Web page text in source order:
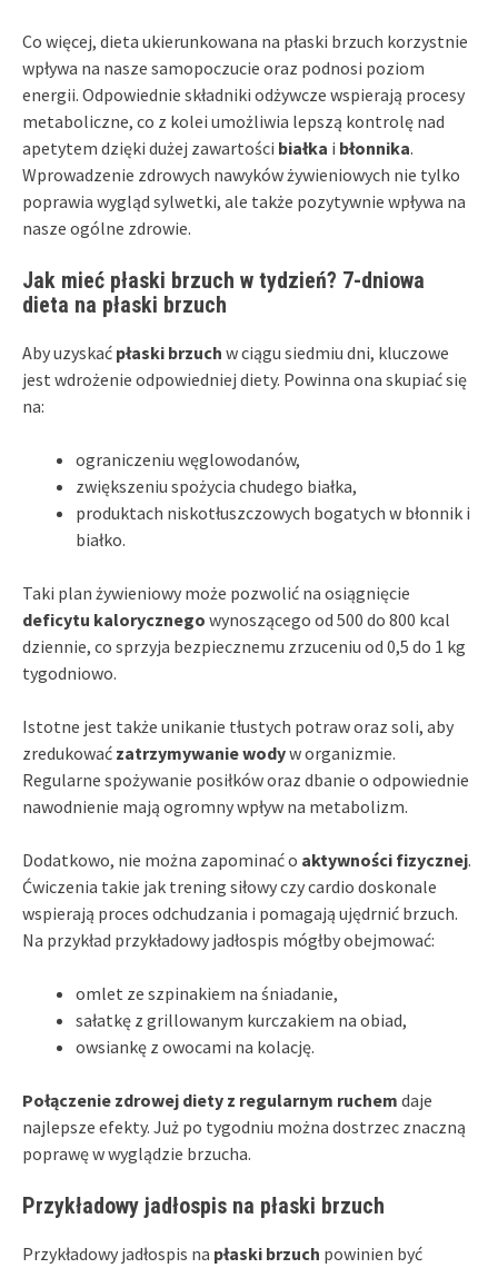
Co więcej, dieta ukierunkowana na płaski brzuch korzystnie
wpływa na nasze samopoczucie oraz podnosi poziom
energii. Odpowiednie składniki odżywcze wspierają procesy
metaboliczne, co z kolei umożliwia lepszą kontrolę nad
apetytem dzięki dużej zawartości białka i błonnika.
Wprowadzenie zdrowych nawyków żywieniowych nie tylko
poprawia wygląd sylwetki, ale także pozytywnie wpływa na
nasze ogólne zdrowie.
Jak mieć płaski brzuch w tydzień? 7-dniowa
dieta na płaski brzuch
Aby uzyskać płaski brzuch w ciągu siedmiu dni, kluczowe
jest wdrożenie odpowiedniej diety. Powinna ona skupiać się
na:
ograniczeniu węglowodanów,
zwiększeniu spożycia chudego białka,
produktach niskotłuszczowych bogatych w błonnik i
białko.
Taki plan żywieniowy może pozwolić na osiągnięcie
deficytu kalorycznego wynoszącego od 500 do 800 kcal
dziennie, co sprzyja bezpiecznemu zrzuceniu od 0,5 do 1 kg
tygodniowo.
Istotne jest także unikanie tłustych potraw oraz soli, aby
zredukować zatrzymywanie wodyw organizmie.
Regularne spożywanie posiłków oraz dbanie o odpowiednie
nawodnienie mają ogromny wpływ na metabolizm.
Dodatkowo, nie można zapominać o aktywności fizycznej.
Ćwiczenia takie jak trening siłowy czy cardio doskonale
wspierają proces odchudzania i pomagają ujędrnić brzuch.
Na przykład przykładowy jadłospis mógłby obejmować:
omlet ze szpinakiem na śniadanie,
sałatkę z grillowanym kurczakiem na obiad,
owsiankę z owocami na kolację.
Połączenie zdrowej diety z regularnym ruchem daje
najlepsze efekty. Już po tygodniu można dostrzec znaczną
poprawę w wyglądzie brzucha.
Przykładowy jadłospis na płaski brzuch
Przykładowy jadłospis na płaski brzuch powinien być